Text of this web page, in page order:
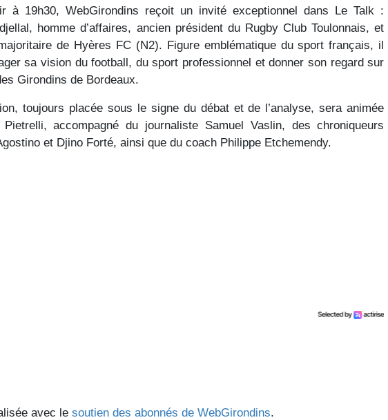
à 19h30, WebGirondins reçoit un invité exceptionnel dans Le Talk :
homme d’affaires, ancien président du Rugby Club Toulonnais, et
de Hyères FC (N2). Figure emblématique du sport français, il
sa vision du football, du sport professionnel et donner son regard sur
Girondins de Bordeaux.
toujours placée sous le signe du débat et de l’analyse, sera animée
accompagné du journaliste Samuel Vaslin, des chroniqueurs
et Djino Forté, ainsi que du coach Philippe Etchemendy.
avec le soutien des abonnés de WebGirondins.